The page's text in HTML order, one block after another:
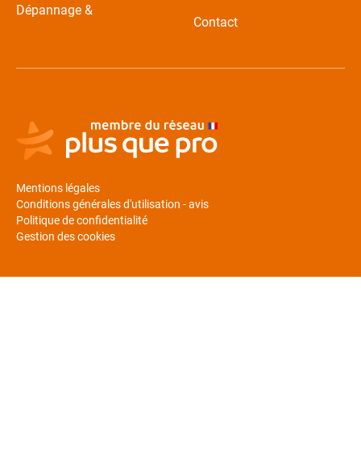
Dépannage &
Contact
Mentions légales
Conditions générales d'utilisation - avis
Politique de confidentialité
Gestion des cookies